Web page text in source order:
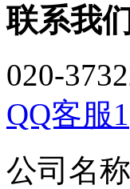
联系我们
020-
QQ客服1
公司名